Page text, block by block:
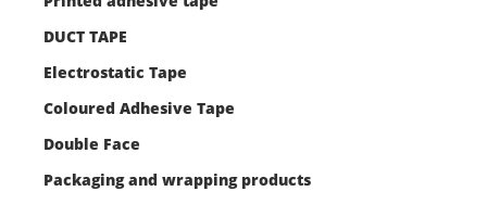
DUCT TAPE
Electrostatic Tape
Coloured Adhesive Tape
Double Face
Packaging and wrapping products